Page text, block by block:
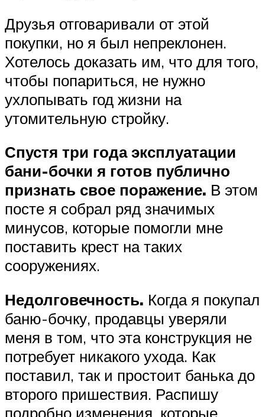
Друзья отговаривали от этой
покупки, но я был непреклонен.
Хотелось доказать им, что для того,
чтобы попариться, не нужно
ухлопывать год жизни на
утомительную стройку.
Спустя три года эксплуатации
бани-бочки я готов публично
признать свое поражение. В этом
посте я собрал ряд значимых
минусов, которые помогли мне
поставить крест на таких
сооружениях.
Недолговечность. Когда я покупал
баню-бочку, продавцы уверяли
меня в том, что эта конструкция не
потребует никакого ухода. Как
поставил, так и простоит банька до
второго пришествия. Распишу
подробно изменения, которые